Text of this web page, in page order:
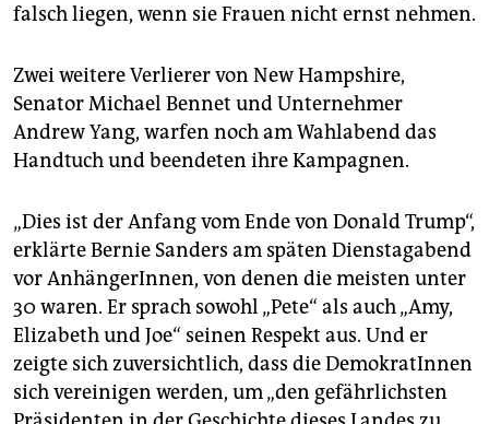
falsch liegen, wenn sie Frauen nicht ernst nehmen.
Zwei weitere Verlierer von New Hampshire,
Senator Michael Bennet und Unternehmer
Andrew Yang, warfen noch am Wahlabend das
Handtuch und beendeten ihre Kampagnen.
„Dies ist der Anfang vom Ende von Donald Trump“,
erklärte Bernie Sanders am späten Dienstagabend
vor AnhängerInnen, von denen die meisten unter
30 waren. Er sprach sowohl „Pete“ als auch „Amy,
Elizabeth und Joe“ seinen Respekt aus. Und er
zeigte sich zuversichtlich, dass die DemokratInnen
sich vereinigen werden, um „den gefährlichsten